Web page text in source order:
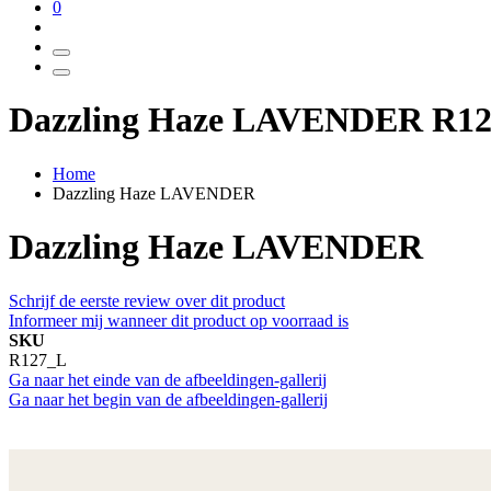
0
Dazzling Haze LAVENDER
Home
Dazzling Haze LAVENDER
Dazzling Haze LAVENDER
Schrijf de eerste review over dit product
Informeer mij wanneer dit product op voorraad is
SKU
R127_L
Ga naar het einde van de afbeeldingen-gallerij
Ga naar het begin van de afbeeldingen-gallerij